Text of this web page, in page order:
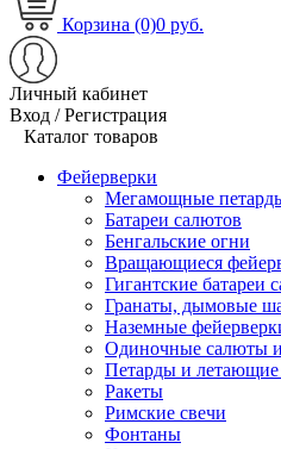
Корзина (0)0 руб.
Личный кабинет
Вход / Регистрация
Каталог товаров
Фейерверки
Мегамощные
Батареи салютов
Бенгальские огни
Вращающиеся
Гигантские батареи
Гранаты, дымовые
Наземные
Одиночные салюты
Петарды и летающие
Ракеты
Римские свечи
Фонтаны